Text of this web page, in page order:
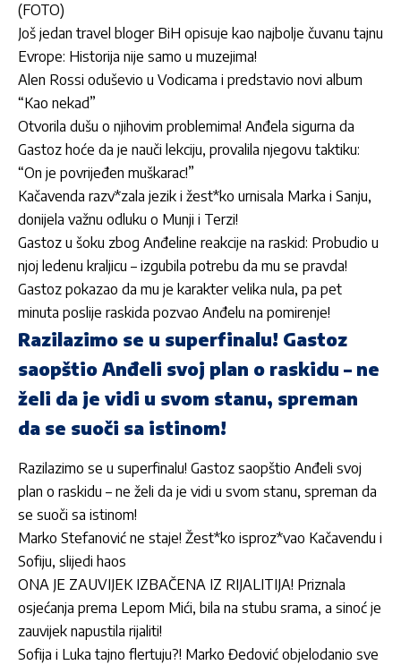
(FOTO)
Još jedan travel bloger BiH opisuje kao najbolje čuvanu tajnu
Evrope: Historija nije samo u muzejima!
Alen Rossi oduševio u Vodicama i predstavio novi album
“Kao nekad”
Otvorila dušu o njihovim problemima! Anđela sigurna da
Gastoz hoće da je nauči lekciju, provalila njegovu taktiku:
“On je povrijeđen muškarac!”
Kačavenda razv*zala jezik i žest*ko urnisala Marka i Sanju,
donijela važnu odluku o Munji i Terzi!
Gastoz u šoku zbog Anđeline reakcije na raskid: Probudio u
njoj ledenu kraljicu – izgubila potrebu da mu se pravda!
Gastoz pokazao da mu je karakter velika nula, pa pet
minuta poslije raskida pozvao Anđelu na pomirenje!
Razilazimo se u superfinalu! Gastoz
saopštio Anđeli svoj plan o raskidu – ne
želi da je vidi u svom stanu, spreman
da se suoči sa istinom!
Razilazimo se u superfinalu! Gastoz saopštio Anđeli svoj
plan o raskidu – ne želi da je vidi u svom stanu, spreman da
se suoči sa istinom!
Marko Stefanović ne staje! Žest*ko isproz*vao Kačavendu i
Sofiju, slijedi haos
ONA JE ZAUVIJEK IZBAČENA IZ RIJALITIJA! Priznala
osjećanja prema Lepom Mići, bila na stubu srama, a sinoć je
zauvijek napustila rijaliti!
Sofija i Luka tajno flertuju?! Marko Đedović objelodanio sve